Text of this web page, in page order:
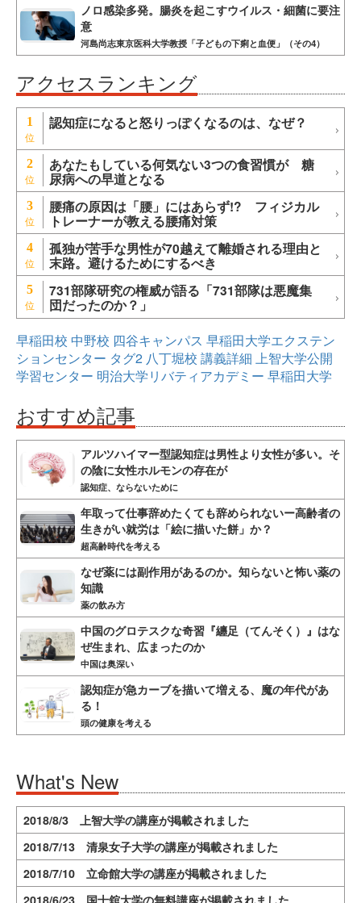
ノロ感染多発。腸炎を起こすウイルス・細菌に要注
意
河島尚志東京医科大学教授「子どもの下痢と血便」（その4）
アクセスランキング
1 認知症になると怒りっぽくなるのは、なぜ？
2 あなたもしている何気ない3つの食習慣が 糖
尿病への早道となる
3 腰痛の原因は「腰」にはあらず!? フィジカル
トレーナーが教える腰痛対策
4 孤独が苦手な男性が70越えて離婚される理由と
末路。避けるためにするべき
5 731部隊研究の権威が語る「731部隊は悪魔集
団だったのか？」
早稲田校 中野校 四谷キャンパス 早稲田大学エクステン
ションセンター タグ2 八丁堀校 講義詳細 上智大学公開
学習センター 明治大学リバティアカデミー 早稲田大学
おすすめ記事
アルツハイマー型認知症は男性より女性が多い。そ
の陰に女性ホルモンの存在が
認知症、ならないために
年取って仕事辞めたくても辞められないー高齢者の
生きがい就労は「絵に描いた餅」か？
超高齢時代を考える
なぜ薬には副作用があるのか。知らないと怖い薬の
知識
薬の飲み方
中国のグロテスクな奇習『纏足（てんそく）』はな
ぜ生まれ、広まったのか
中国は奥深い
認知症が急カーブを描いて増える、魔の年代があ
る！
頭の健康を考える
What's New
2018/8/3 上智大学の講座が掲載されました
2018/7/13 清泉女子大学の講座が掲載されました
2018/7/10 立命館大学の講座が掲載されました
2018/6/23 国士舘大学の無料講座が掲載されました